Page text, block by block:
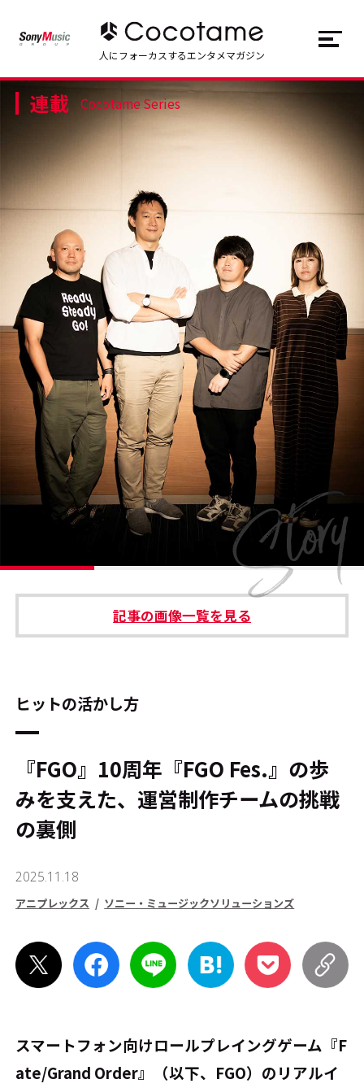
トップ Top
記事一覧
連載一覧 Series
Cocotameとは About
#エンタメ業界のちょっといい話
#サステナブルな取り組み #スタッフが語る
#リクルート
運営会社 プライバシーポリシー
本サイトご利用にあたって Cookie Settings
JP EN
人にフォーカスするエンタメマガジン
連載 Cocotame Series
記事の画像一覧を見る
ヒットの活かし方
『FGO』10周年――『FGO Fes.』の歩
みを支えた、運営制作チームの挑戦
の裏側
2025.11.18
アニプレックス ソニー・ミュージックソリューションズ
スマートフォン向けロールプレイングゲーム『F
ate/Grand Order』（以下、FGO）のリアルイ